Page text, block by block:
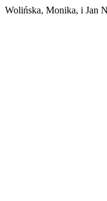
Wolińska, Monika, i Jan